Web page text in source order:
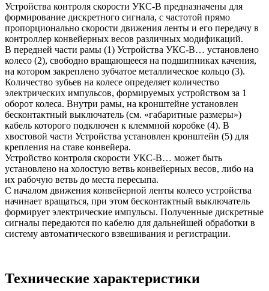
Устройства контроля скорости УКС-В предназначены для
формирование дискретного сигнала, с частотой прямо
пропорционально скорости движения ленты и его передачу в
контроллер конвейерных весов различных модификаций.
В передней части рамы (1) Устройства УКС-В… установлено
колесо (2), свободно вращающееся на подшипниках качения,
на котором закреплено зубчатое металлическое кольцо (3).
Количество зубьев на колесе определяет количество
электрических импульсов, формируемых устройством за 1
оборот колеса. Внутри рамы, на кронштейне установлен
бесконтактный выключатель (см. «габаритные размеры»)
кабель которого подключен к клеммной коробке (4). В
хвостовой части Устройства установлен кронштейн (5) для
крепления на ставе конвейера.
Устройство контроля скорости УКС-В… может быть
установлено на холостую ветвь конвейерных весов, либо на
их рабочую ветвь до места пересыпа.
С началом движения конвейерной ленты колесо устройства
начинает вращаться, при этом бесконтактный выключатель
формирует электрические импульсы. Полученные дискретные
сигналы передаются по кабелю для дальнейшей обработки в
систему автоматического взвешивания и регистрации.
Технические характеристики